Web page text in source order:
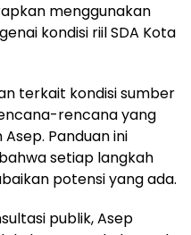
menggunakan
kondisi riil SDA Kota
terkait kondisi sumber
rencana yang
Panduan ini
setiap langkah
potensi yang ada.
publik, Asep